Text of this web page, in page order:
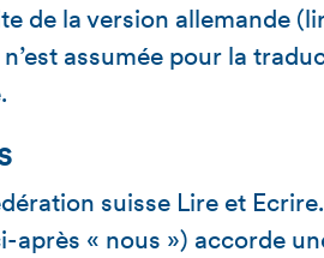
de la version allemande
assumée pour la
suisse Lire et
après « nous ») accorde